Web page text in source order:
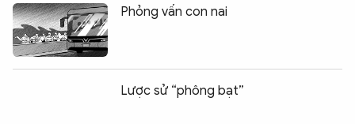
Phỏng vấn con nai
Lược sử “phông bạt”